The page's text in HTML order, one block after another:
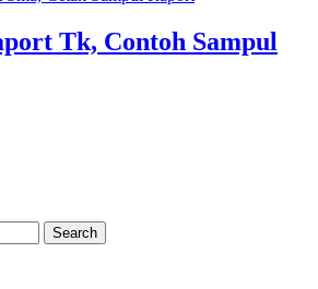
Tk, Contoh Sampul